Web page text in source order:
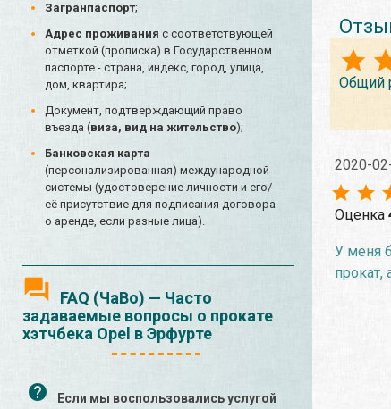
Загранпаспорт;
Адрес проживания с соответствующей
отметкой (прописка) в Государственном
паспорте - страна, индекс, город, улица,
дом, квартира;
Документ, подтверждающий право
въезда (виза, вид на жительство);
Банковская карта
(персонализированная) международной
системы (удостоверение личности и его/
её присутствие для подписания договора
о аренде, если разные лица).
FAQ (ЧаВо) — Часто
задаваемые вопросы о прокате
хэтчбека Opel в Эрфурте
Если мы воспользовались услугой
Общий
2020-
Оценка
У меня
прокат,